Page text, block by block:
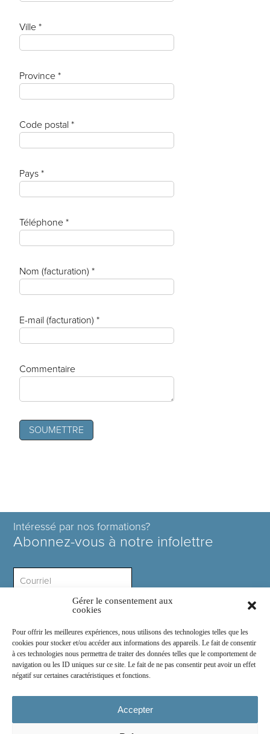
Gérer le consentement aux
cookies
Pour offrir les meilleures expériences, nous utilisons des technologies telles que les
cookies pour stocker et/ou accéder aux informations des appareils. Le fait de consentir
à ces technologies nous permettra de traiter des données telles que le comportement de
navigation ou les ID uniques sur ce site. Le fait de ne pas consentir peut avoir un effet
négatif sur certaines caractéristiques et fonctions.
Accepter
Ville *
Province *
Code postal *
Pays *
Téléphone *
Nom (facturation) *
E-mail (facturation) *
Commentaire
Intéressé par nos formations?
Abonnez-vous à notre infolettre